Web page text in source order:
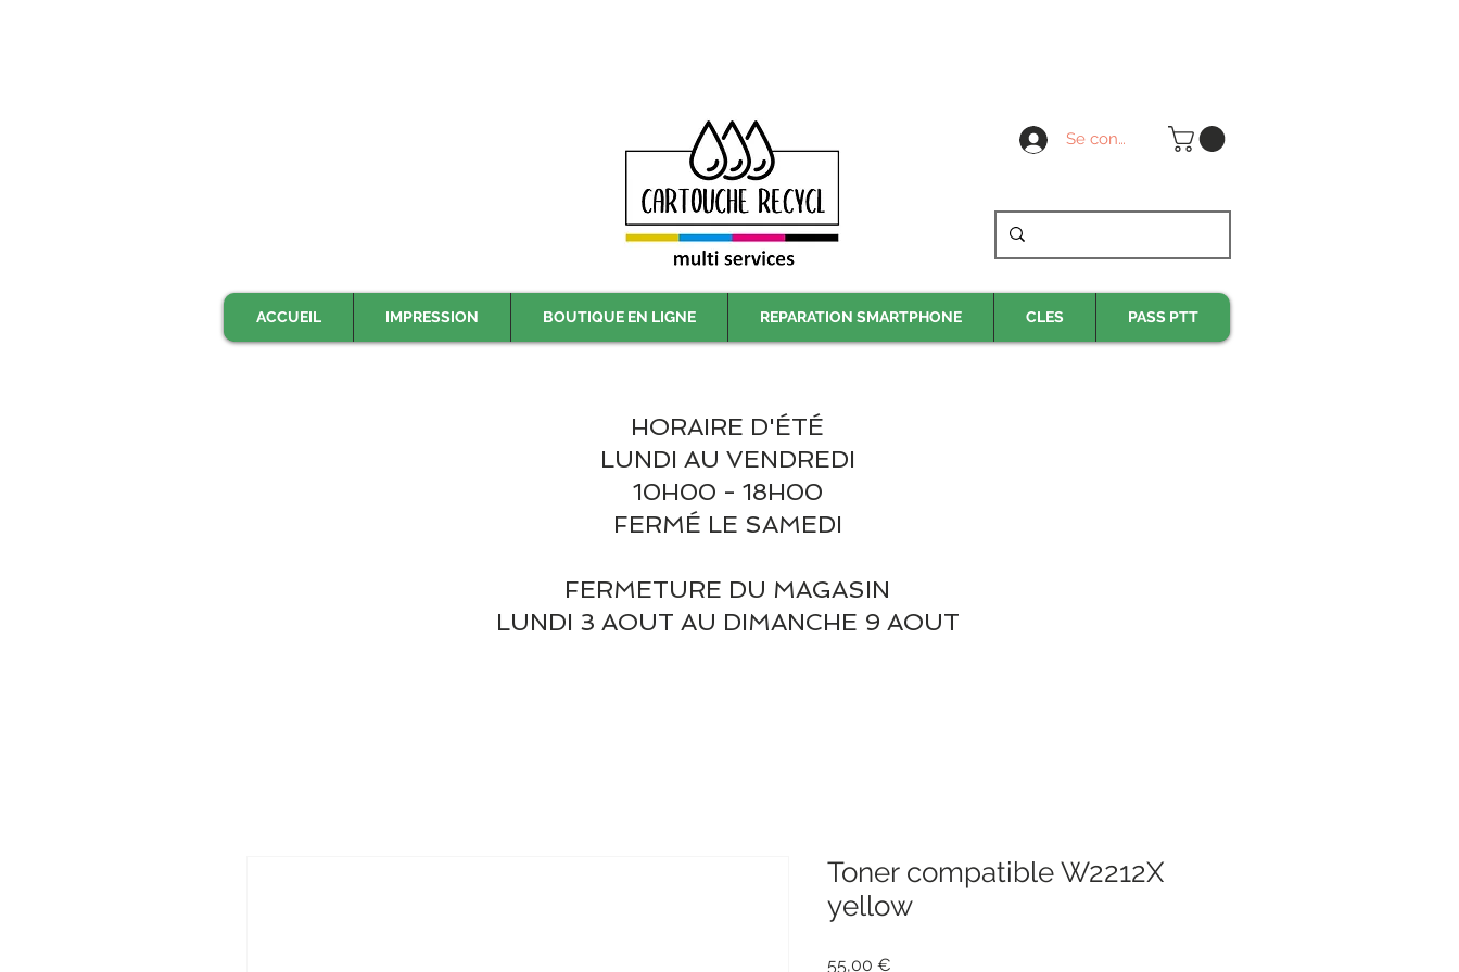
Se connecter
ACCUEIL IMPRESSION BOUTIQUE EN LIGNE REPARATION SMARTPHONE CLES PASS PTT
HORAIRE D'ÉTÉ
LUNDI AU VENDREDI
10H00 - 18H00
FERMÉ LE SAMEDI
FERMETURE DU MAGASIN
LUNDI 3 AOUT AU DIMANCHE 9 AOUT
Toner compatible W2212X
yellow
55,00 €